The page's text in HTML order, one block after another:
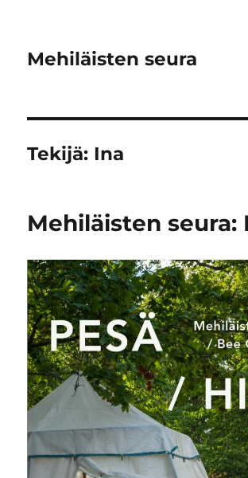
Mehiläisten seura
Tekijä: Ina
Mehiläisten seura: